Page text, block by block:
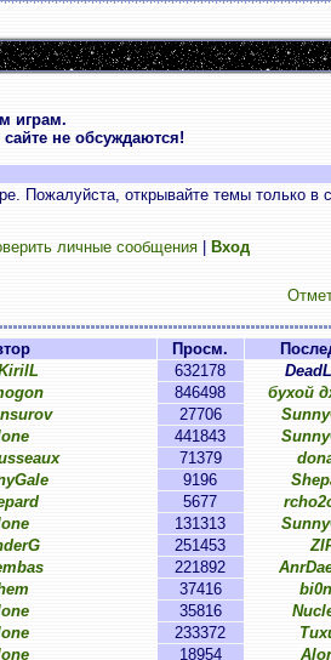
играм.
не обсуждаются!
Пожалуйста, открывайте темы только в
личные сообщения| Вход
Просм.
632178
846498 бухой
27706
441843
71379
9196
5677
131313
251453
221892
37416
35816
233372
18954